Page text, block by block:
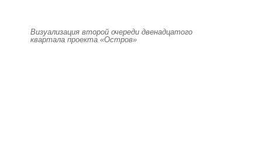
Визуализация второй очереди двенадцатого
квартала проекта «Остров»